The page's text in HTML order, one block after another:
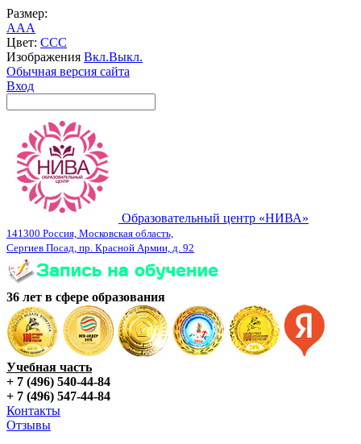
Размер:
AAA
Цвет: CCC
Изображения Вкл.Выкл.
Обычная версия сайта
Вход
Образовательный центр «НИВА»
141300 Россия, Московская область,
Сергиев Посад, пр. Красной Армии, д. 92
36 лет в сфере образования
Учебная часть
+ 7 (496) 540-44-84
+ 7 (496) 547-44-84
Контакты
Отзывы